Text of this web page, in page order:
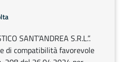
SANT’ANDREA S.R.L.”.
di compatibilità favorevole